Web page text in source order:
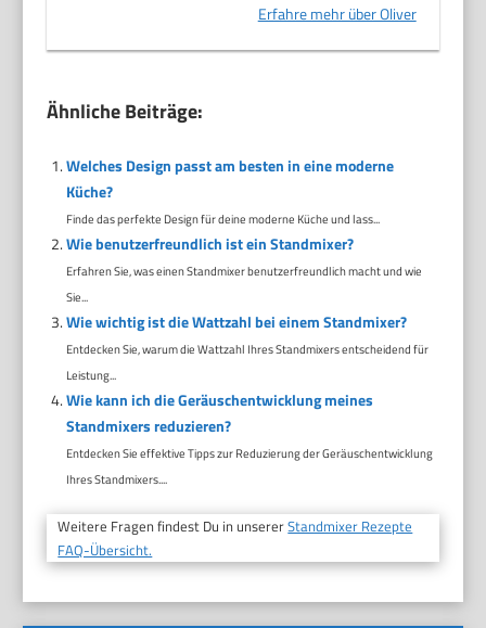
Erfahre mehr über Oliver
Ähnliche Beiträge:
Welches Design passt am besten in eine moderne
Küche?
Finde das perfekte Design für deine moderne Küche und lass...
Wie benutzerfreundlich ist ein Standmixer?
Erfahren Sie, was einen Standmixer benutzerfreundlich macht und wie
Sie...
Wie wichtig ist die Wattzahl bei einem Standmixer?
Entdecken Sie, warum die Wattzahl Ihres Standmixers entscheidend für
Leistung...
Wie kann ich die Geräuschentwicklung meines
Standmixers reduzieren?
Entdecken Sie effektive Tipps zur Reduzierung der Geräuschentwicklung
Ihres Standmixers....
Weitere Fragen findest Du in unsererStandmixer Rezepte
FAQ-Übersicht.